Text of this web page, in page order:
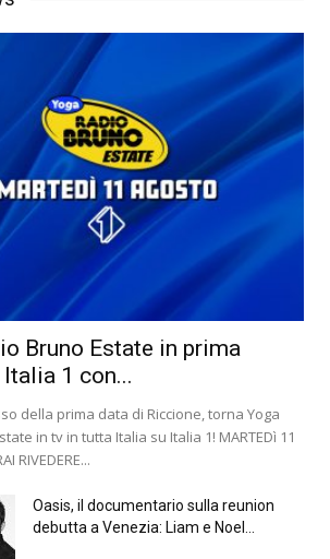
Bruno Estate in prima
1 con...
della prima data di Riccione, torna Yoga
in tv in tutta Italia su Italia 1! MARTEDì 11
RIVEDERE...
Oasis, il documentario sulla reunion
debutta a Venezia: Liam e Noel...